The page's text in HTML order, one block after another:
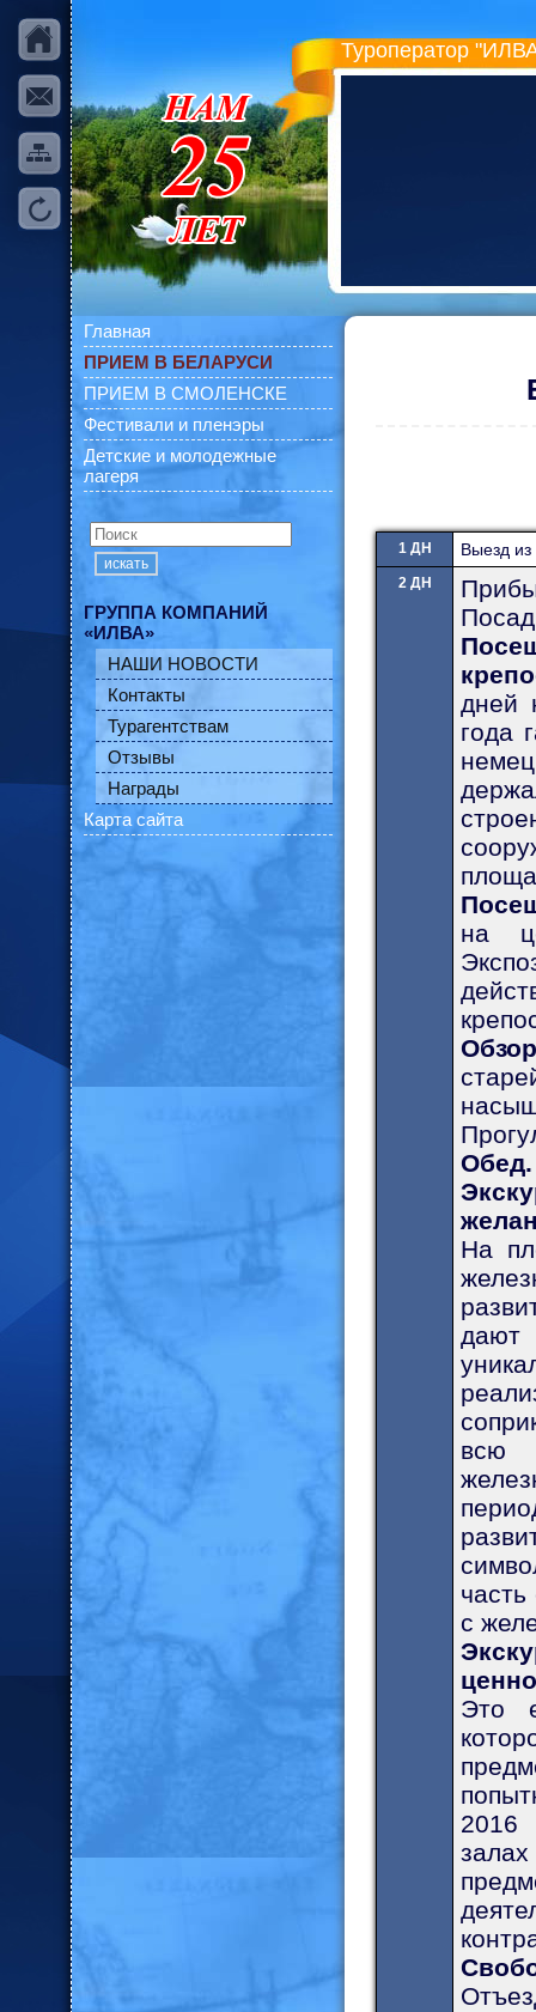
Туроператор
Главная
ПРИЕМ В БЕЛАРУСИ
ПРИЕМ В СМОЛЕНСКЕ
Фестивали и пленэры
Детские и молодежные
лагеря
искать
ГРУППА КОМПАНИЙ
«ИЛВА»
НАШИ НОВОСТИ
Контакты
Турагентствам
Отзывы
Награды
Карта сайта
1 ДН Выезд
2 ДН
дней
года
на
Обед.
На
дают
всю
с
Это
2016